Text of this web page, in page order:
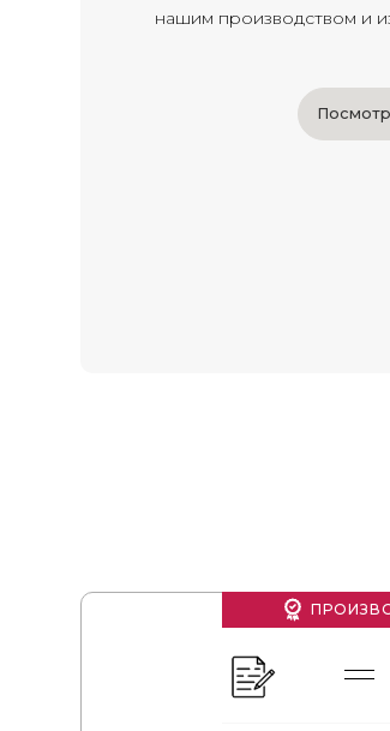
нашим производством и